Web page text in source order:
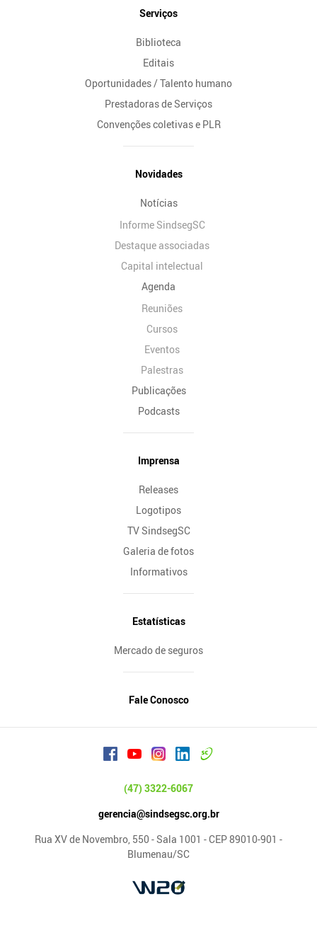
Serviços
Biblioteca
Editais
Oportunidades / Talento humano
Prestadoras de Serviços
Convenções coletivas e PLR
Novidades
Notícias
Informe SindsegSC
Destaque associadas
Capital intelectual
Agenda
Reuniões
Cursos
Eventos
Palestras
Publicações
Podcasts
Imprensa
Releases
Logotipos
TV SindsegSC
Galeria de fotos
Informativos
Estatísticas
Mercado de seguros
Fale Conosco
(47) 3322-6067
gerencia@sindsegsc.org.br
Rua XV de Novembro, 550 - Sala 1001 - CEP 89010-901 -
Blumenau/SC